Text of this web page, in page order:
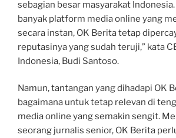
sebagian besar masyarakat
banyak platform media online yang
secara instan, OK Berita tetap
reputasinya yang sudah teruji,” kata
Indonesia, Budi Santoso.
Namun, tantangan yang dihadapi OK
bagaimana untuk tetap relevan di
media online yang semakin sengit.
seorang jurnalis senior, OK Berita